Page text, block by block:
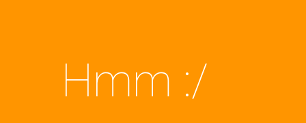
Hmm :/